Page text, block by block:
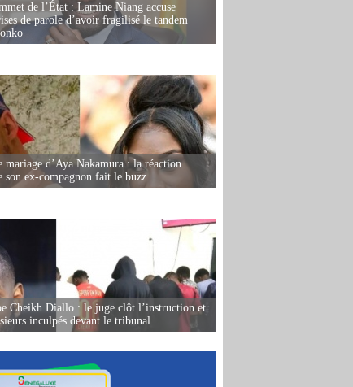
de l’État : Lamine Niang accuse
de parole d’avoir fragilisé le tandem
mariage d’Aya Nakamura : la réaction
son ex-compagnon fait le buzz
Cheikh Diallo : le juge clôt l’instruction et
inculpés devant le tribunal